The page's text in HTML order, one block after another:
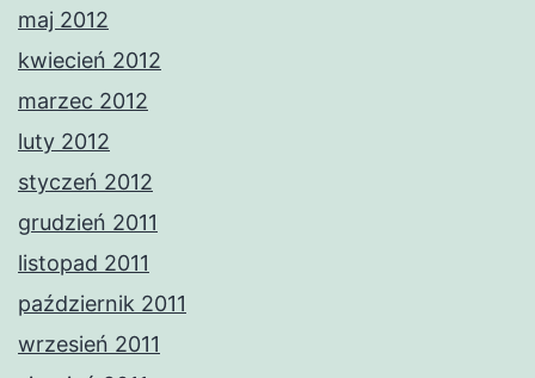
maj 2012
kwiecień 2012
marzec 2012
luty 2012
styczeń 2012
grudzień 2011
listopad 2011
październik 2011
wrzesień 2011